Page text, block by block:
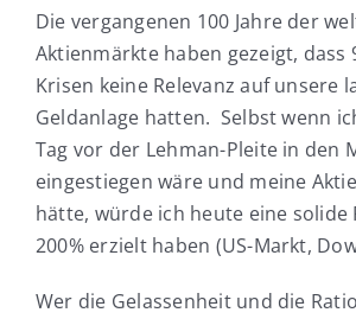
Die vergangenen 100 Jahre der
Aktienmärkte haben gezeigt, dass
Krisen keine Relevanz auf unsere
Geldanlage hatten. Selbst wenn
Tag vor der Lehman-Pleite in den
eingestiegen wäre und meine
hätte, würde ich heute eine solide
200% erzielt haben (US-Markt,
Wer die Gelassenheit und die